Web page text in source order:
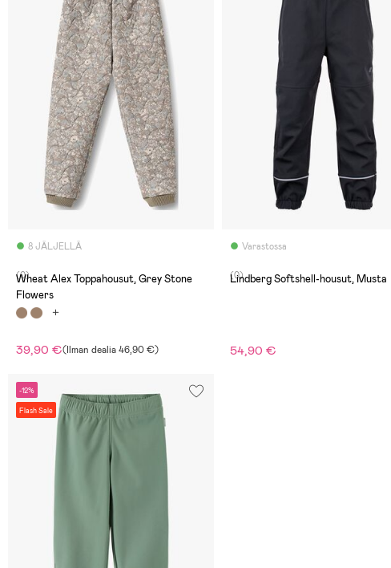
8 JÄLJELLÄ
(0)
Wheat Alex Toppahousut, Grey Stone
Flowers
39,90 €(Ilman dealia46,90 €)
Varastossa
(0)
Lindberg Softshell-housut, Musta
54,90 €
-12%
Flash Sale